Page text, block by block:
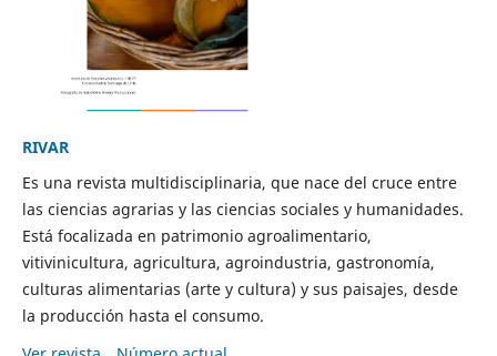
RIVAR
Es una revista multidisciplinaria, que nace del cruce entre
las ciencias agrarias y las ciencias sociales y humanidades.
Está focalizada en patrimonio agroalimentario,
vitivinicultura, agricultura, agroindustria, gastronomía,
culturas alimentarias (arte y cultura) y sus paisajes, desde
la producción hasta el consumo.